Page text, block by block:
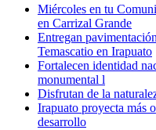
Miércoles en tu
en Carrizal Grande
Entregan
Temascatio en Irapuato
Fortalecen identidad
monumental l
Disfrutan de la
Irapuato proyecta más
desarrollo